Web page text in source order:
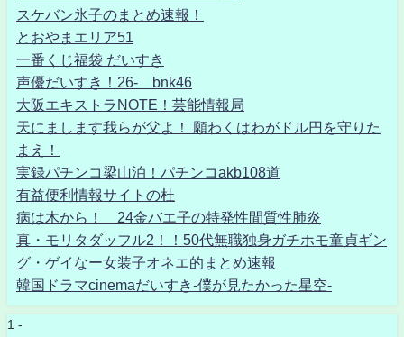
スケバン氷子のまとめ速報！
とおやまエリア51
一番くじ福袋 だいすき
声優だいすき！26- bnk46
大阪エキストラNOTE！芸能情報局
天にまします我らが父よ！ 願わくはわがドル円を守りた
まえ！
実録パチンコ梁山泊！パチンコakb108道
有益便利情報サイトの杜
病は木から！ 24金バエ子の特発性間質性肺炎
真・モリタダッフル2！！50代無職独身ガチホモ童貞ギン
グ・ゲイなー女装子オネエ的まとめ速報
韓国ドラマcinemaだいすき-僕が見たかった星空-
1 -